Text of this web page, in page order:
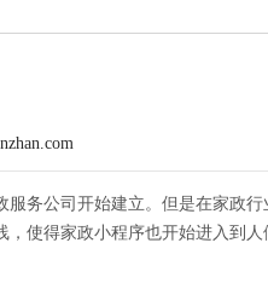
务公司开始建立。但是在家政
使得家政小程序也开始进入到